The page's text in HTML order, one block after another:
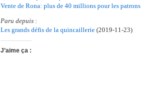
Vente de Rona: plus de 40 millions pour les patrons
Paru depuis :
Les grands défis de la quincaillerie (2019-11-23)
J’aime ça :